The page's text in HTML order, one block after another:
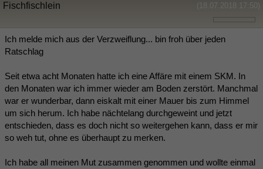
(18.07.2018 17:50)
Fischfischlein
Ich melde mich aus der Verzweiflung... bin froh über jeden
Ratschlag
Seit etwa acht Monaten hatte ich eine Affäre mit einem SKM. In
den Monaten war ich immer wieder am Boden zerstört. Manchmal
war er wunderbar, dann eiskalt mit einer Mauer bis zum Himmel
um sich herum. Ich habe nächtelang durchgeweint und jetzt
entschieden, dass es doch nicht so weitergehen kann, dass er mir
so weh tut, ohne es überhaupt zu merken.
Ich habe all meinen Mut zusammen genommen und wollte einmal